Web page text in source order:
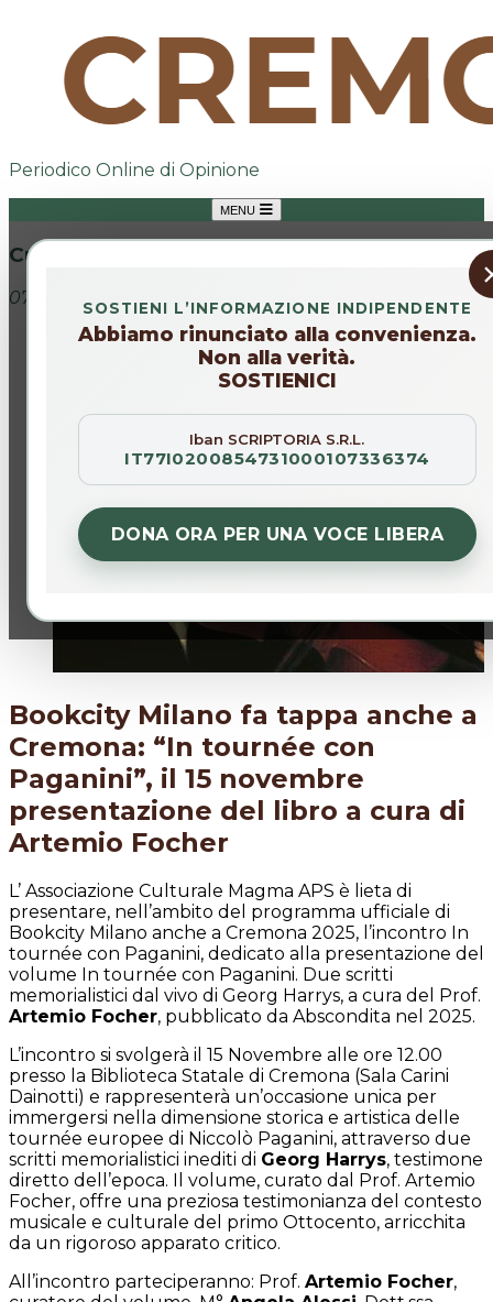
Periodico Online di Opinione
MENU
SOSTIENI L’INFORMAZIONE INDIPENDENTE
Abbiamo rinunciato alla convenienza.
Non alla verità.
SOSTIENICI
Iban SCRIPTORIA S.R.L.
IT77I0200854731000107336374
DONA ORA PER UNA VOCE LIBERA
Cultura
07 nov 2025
Bookcity Milano fa tappa anche a
Cremona: “In tournée con
Paganini”, il 15 novembre
presentazione del libro a cura di
Artemio Focher
L’ Associazione Culturale Magma APS è lieta di
presentare, nell’ambito del programma ufficiale di
Bookcity Milano anche a Cremona 2025, l’incontro In
tournée con Paganini, dedicato alla presentazione del
volume In tournée con Paganini. Due scritti
memorialistici dal vivo di Georg Harrys, a cura del Prof.
Artemio Focher, pubblicato da Abscondita nel 2025.
L’incontro si svolgerà il 15 Novembre alle ore 12.00
presso la Biblioteca Statale di Cremona (Sala Carini
Dainotti) e rappresenterà un’occasione unica per
immergersi nella dimensione storica e artistica delle
tournée europee di Niccolò Paganini, attraverso due
scritti memorialistici inediti di Georg Harrys, testimone
diretto dell’epoca. Il volume, curato dal Prof. Artemio
Focher, offre una preziosa testimonianza del contesto
musicale e culturale del primo Ottocento, arricchita
da un rigoroso apparato critico.
All’incontro parteciperanno: Prof. Artemio Focher,